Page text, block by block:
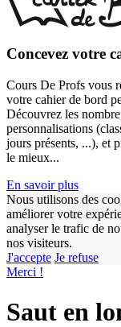
Concevez votre
Cours De Profs vous
votre cahier de bord
Découvrez les
personnalisations
jours présents, ...), et
le mieux...
En savoir plus
Nous utilisons des
améliorer votre
analyser le trafic de
nos visiteurs.
J'accepte Je refuse
Merci !
Saut en